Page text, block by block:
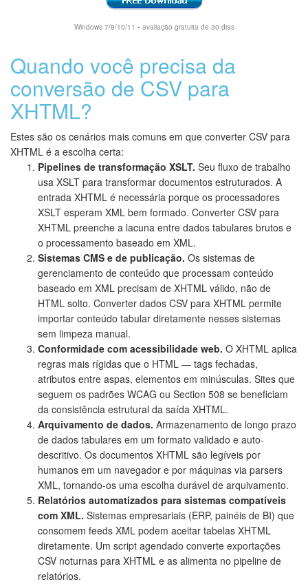
Windows 7/8/10/11 • avaliação gratuita de 30 dias
Quando você precisa da
conversão de CSV para
XHTML?
Estes são os cenários mais comuns em que converter CSV para
XHTML é a escolha certa:
Pipelines de transformação XSLT. Seu fluxo de trabalho
usa XSLT para transformar documentos estruturados. A
entrada XHTML é necessária porque os processadores
XSLT esperam XML bem formado. Converter CSV para
XHTML preenche a lacuna entre dados tabulares brutos e
o processamento baseado em XML.
Sistemas CMS e de publicação. Os sistemas de
gerenciamento de conteúdo que processam conteúdo
baseado em XML precisam de XHTML válido, não de
HTML solto. Converter dados CSV para XHTML permite
importar conteúdo tabular diretamente nesses sistemas
sem limpeza manual.
Conformidade com acessibilidade web. O XHTML aplica
regras mais rígidas que o HTML — tags fechadas,
atributos entre aspas, elementos em minúsculas. Sites que
seguem os padrões WCAG ou Section 508 se beneficiam
da consistência estrutural da saída XHTML.
Arquivamento de dados. Armazenamento de longo prazo
de dados tabulares em um formato validado e auto-
descritivo. Os documentos XHTML são legíveis por
humanos em um navegador e por máquinas via parsers
XML, tornando-os uma escolha durável de arquivamento.
Relatórios automatizados para sistemas compatíveis
com XML. Sistemas empresariais (ERP, painéis de BI) que
consomem feeds XML podem aceitar tabelas XHTML
diretamente. Um script agendado converte exportações
CSV noturnas para XHTML e as alimenta no pipeline de
relatórios.